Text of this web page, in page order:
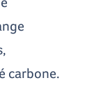
carbone.